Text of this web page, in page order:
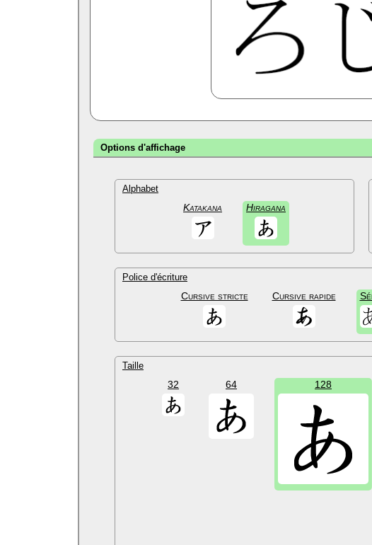
Options d'affichage
Alphabet
Katakana Hiragana
Police d'écriture
Cursive stricte Cursive rapide
Taille
32 64 128